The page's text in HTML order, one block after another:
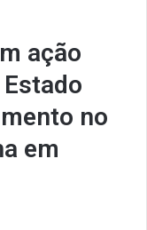
ação
no
em